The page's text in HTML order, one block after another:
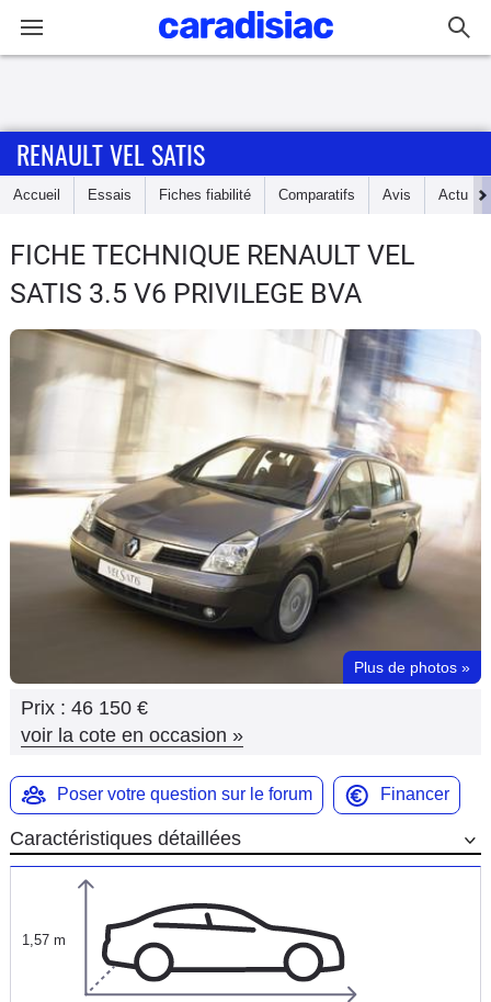
Accueil
Essais
Guide
d'achat
Electriques
Utilitaires
Auto
Moto
Marques
RENAULT VEL SATIS
Accueil Essais Fiches fiabilité Comparatifs Avis Actu
FICHE TECHNIQUE RENAULT VEL
SATIS 3.5 V6 PRIVILEGE BVA
Plus de photos »
Prix : 46 150 €
voir la cote en occasion »
Poser votre question sur le forum Financer
Caractéristiques détaillées
1,57 m